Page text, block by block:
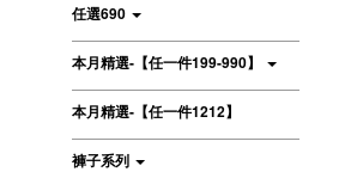
任選690
本月精選-【任一件199-990】
本月精選-【任一件1212】
褲子系列